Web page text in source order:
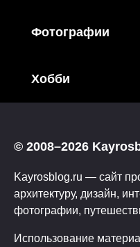
Фотографии
Хобби
© 2008–2026
Kayrosblog.ru — сайт
архитектуру, дизайн,
фотографии,
Использование